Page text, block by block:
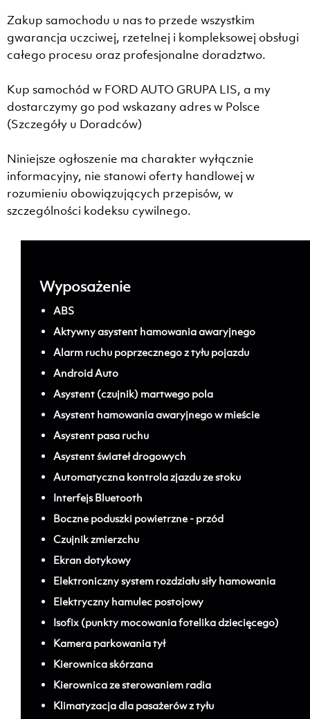
Zakup samochodu u nas to przede wszystkim
gwarancja uczciwej, rzetelnej i kompleksowej obsługi
całego procesu oraz profesjonalne doradztwo.
Kup samochód w FORD AUTO GRUPA LIS, a my
dostarczymy go pod wskazany adres w Polsce
(Szczegóły u Doradców)
Niniejsze ogłoszenie ma charakter wyłącznie
informacyjny, nie stanowi oferty handlowej w
rozumieniu obowiązujących przepisów, w
szczególności kodeksu cywilnego.
Wyposażenie
ABS
Aktywny asystent hamowania awaryjnego
Alarm ruchu poprzecznego z tyłu pojazdu
Android Auto
Asystent (czujnik) martwego pola
Asystent hamowania awaryjnego w mieście
Asystent pasa ruchu
Asystent świateł drogowych
Automatyczna kontrola zjazdu ze stoku
Interfejs Bluetooth
Boczne poduszki powietrzne - przód
Czujnik zmierzchu
Ekran dotykowy
Elektroniczny system rozdziału siły hamowania
Elektryczny hamulec postojowy
Isofix (punkty mocowania fotelika dziecięcego)
Kamera parkowania tył
Kierownica skórzana
Kierownica ze sterowaniem radia
Klimatyzacja dla pasażerów z tyłu